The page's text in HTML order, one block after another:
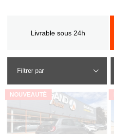
Livrable sous 24h
Filtrer par
NOUVEAUTÉ